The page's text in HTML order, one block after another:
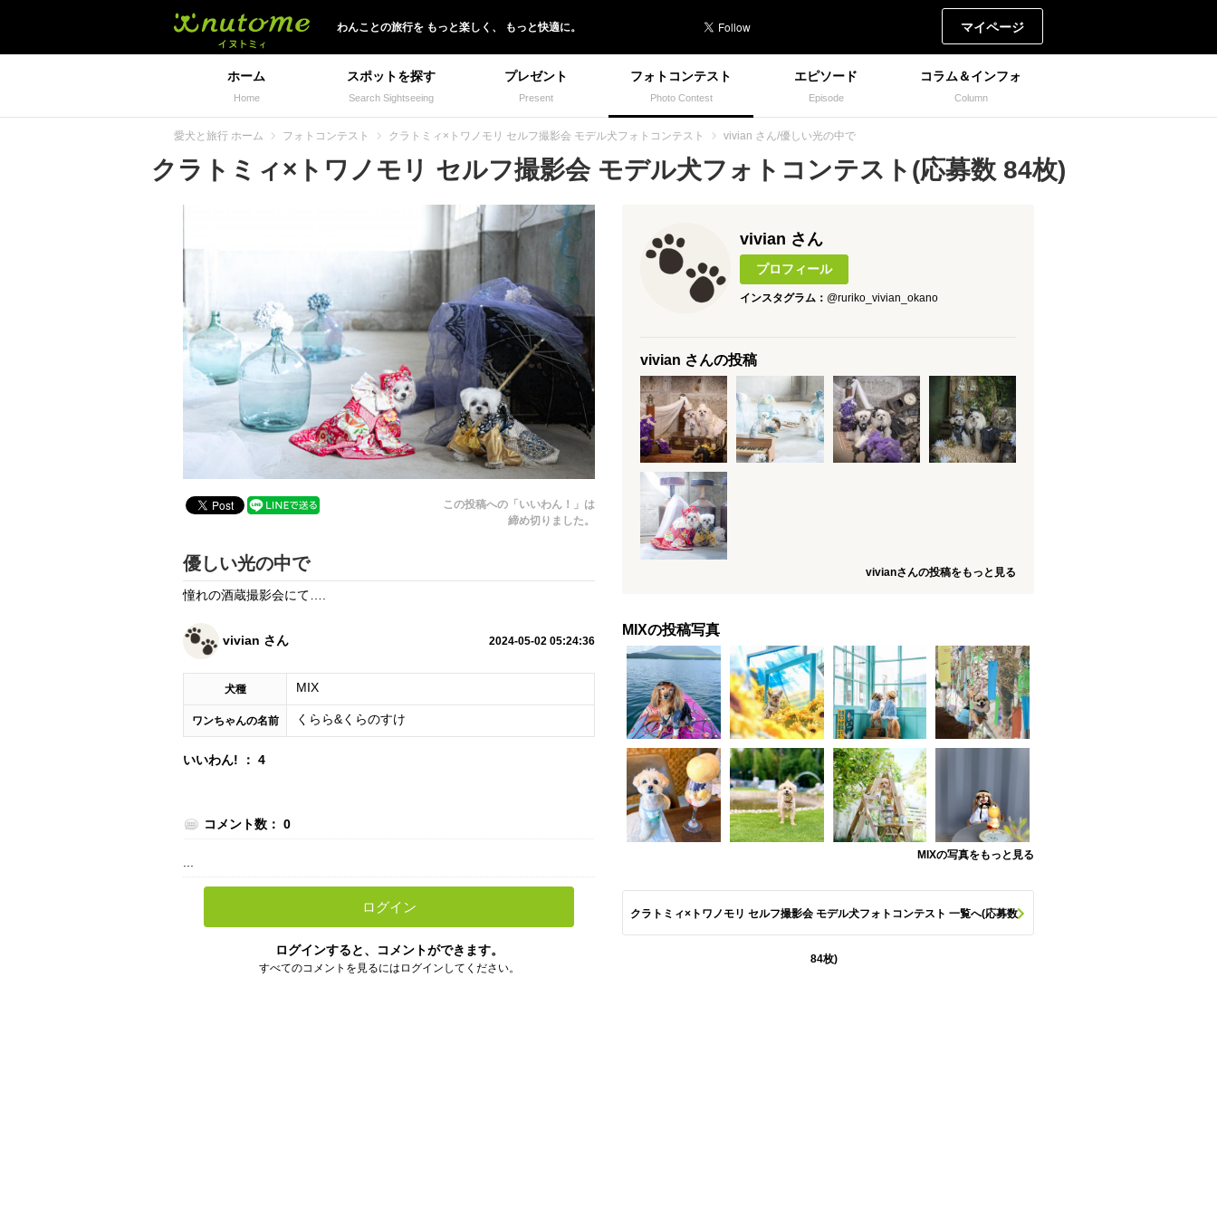
わんことの旅行を もっと楽しく、 もっと快適に。 マイページ
ホーム
Home
スポットを探す
Search Sightseeing
プレゼント
Present
フォトコンテスト
Photo Contest
エピソード
Episode
コラム＆インフォ
Column
愛犬と旅行 ホーム フォトコンテスト クラトミィ×トワノモリ セルフ撮影会 モデル犬フォトコンテスト vivian さん/優しい光の中で
クラトミィ×トワノモリ セルフ撮影会 モデル犬フォトコンテスト(応募数 84枚)
この投稿への「いいわん！」は
締め切りました。
優しい光の中で
憧れの酒蔵撮影会にて….
vivian さん 2024-05-02 05:24:36
犬種 MIX
ワンちゃんの名前 くらら&くらのすけ
いいわん! ： 4
コメント数： 0
...
ログイン
ログインすると、コメントができます。
すべてのコメントを見るにはログインしてください。
vivian さん
プロフィール
インスタグラム： @ruriko_vivian_okano
vivian さんの投稿
vivianさんの投稿をもっと見る
MIXの投稿写真
MIXの写真をもっと見る
クラトミィ×トワノモリ セルフ撮影会 モデル犬フォトコンテスト 一覧へ(応募数
84枚)